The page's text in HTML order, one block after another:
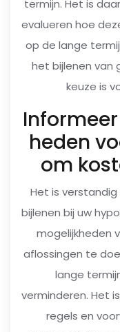
termijn. Het is
evalueren hoe
op de lange
het bijlenen van
keuze is
heden
om
Het is
bijlenen bij uw
mogelijkheden
aflossingen te
lange
verminderen. Het
regels en